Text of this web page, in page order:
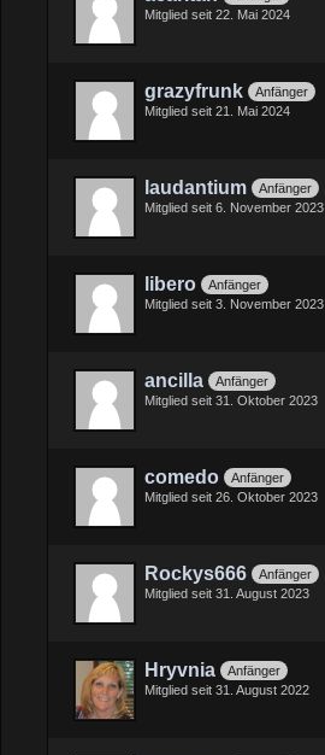
Mitglied seit 22. Mai 2024
grazyfrunk
Anfänger
Mitglied seit 21. Mai 2024
laudantium
Anfänger
Mitglied seit 6. November 2023
libero
Anfänger
Mitglied seit 3. November 2023
ancilla
Anfänger
Mitglied seit 31. Oktober 2023
comedo
Anfänger
Mitglied seit 26. Oktober 2023
Rockys666
Anfänger
Mitglied seit 31. August 2023
Hryvnia
Anfänger
Mitglied seit 31. August 2022